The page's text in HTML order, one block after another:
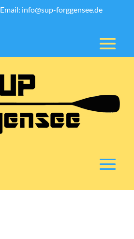
Email: info@sup-forggensee.de